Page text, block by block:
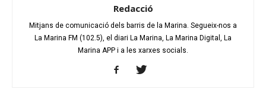
Redacció
Mitjans de comunicació dels barris de la Marina. Segueix-nos a
La Marina FM (102.5), el diari La Marina, La Marina Digital, La
Marina APP i a les xarxes socials.